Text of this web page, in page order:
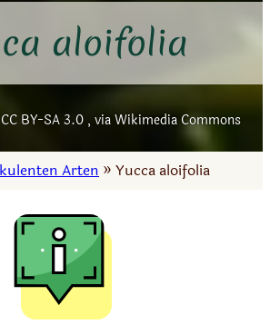
aloifolia
BY-SA 3.0 , via Wikimedia Commons
Arten» Yucca aloifolia